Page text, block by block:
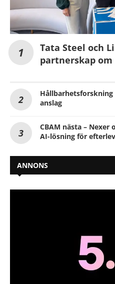
Tata Steel och
partnerskap om
anslag
CBAM nästa – Nexer
AI-lösning för
ANNONS